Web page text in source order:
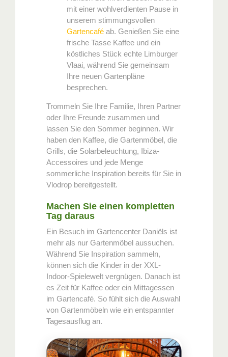
mit einer wohlverdienten Pause in
unserem stimmungsvollen
Gartencafé ab. Genießen Sie eine
frische Tasse Kaffee und ein
köstliches Stück echte Limburger
Vlaai, während Sie gemeinsam
Ihre neuen Gartenpläne
besprechen.
Trommeln Sie Ihre Familie, Ihren Partner
oder Ihre Freunde zusammen und
lassen Sie den Sommer beginnen. Wir
haben den Kaffee, die Gartenmöbel, die
Grills, die Solarbeleuchtung, Ibiza-
Accessoires und jede Menge
sommerliche Inspiration bereits für Sie in
Vlodrop bereitgestellt.
Machen Sie einen kompletten
Tag daraus
Ein Besuch im Gartencenter Daniëls ist
mehr als nur Gartenmöbel aussuchen.
Während Sie Inspiration sammeln,
können sich die Kinder in der XXL-
Indoor-Spielewelt vergnügen. Danach ist
es Zeit für Kaffee oder ein Mittagessen
im Gartencafé. So fühlt sich die Auswahl
von Gartenmöbeln wie ein entspannter
Tagesausflug an.